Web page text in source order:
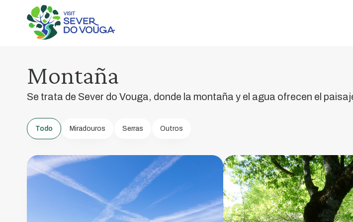
Montaña
Se trata de Sever do Vouga, donde la montaña y el agua ofrecen el
Todo Miradouros Serras Outros
Mágicas
Destino
por
excelencia
Ofrece